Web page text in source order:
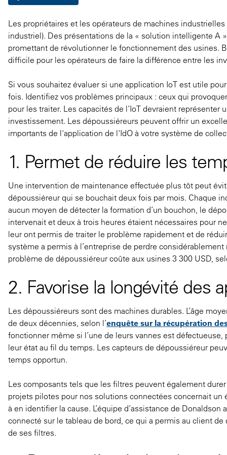
Les propriétaires et les opérateurs de machines
industriel). Des présentations de la « solution intelligente A
promettant de révolutionner le fonctionnement des usines.
difficile pour les opérateurs de faire la différence entre les
Si vous souhaitez évaluer si une application IoT est utile
fois. Identifiez vos problèmes principaux : ceux qui
pour les traiter. Les capacités de l’IoT devraient
investissement. Les dépoussiéreurs peuvent offrir un
importants de l'application de l'IdO à votre système de
1. Permet de réduire les
Une intervention de maintenance effectuée plus tôt peut
dépoussiéreur qui se bouchait deux fois par mois. Chaque
aucun moyen de détecter la formation d’un bouchon, le
intervenait et deux à trois heures étaient nécessaires pour
leur ont permis de traiter le problème rapidement et de
système a permis à l’entreprise de perdre
problème de dépoussiéreur coûte aux usines 3 300 USD,
2. Favorise la longévité des
Les dépoussiéreurs sont des machines durables. L’âge
de deux décennies, selon l’enquête sur la récupération
fonctionner même si l’une de leurs vannes est
leur état au fil du temps. Les capteurs de dépoussiéreur
temps opportun.
Les composants tels que les filtres peuvent également
projets pilotes pour nos solutions connectées concernait
à en identifier la cause. L’équipe d’assistance de
connecté sur le tableau de bord, ce qui a permis au client
de ses filtres.